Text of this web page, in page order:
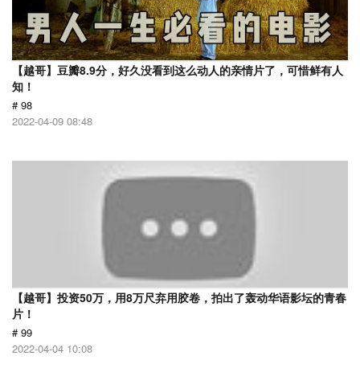
【越哥】豆瓣8.9分，好久没看到这么动人的亲情片了，可惜鲜有人
知！
# 98
2022-04-09 08:48
【越哥】投资50万，用8万尺弃用胶卷，拍出了轰动华语影坛的青春
片！
# 99
2022-04-04 10:08